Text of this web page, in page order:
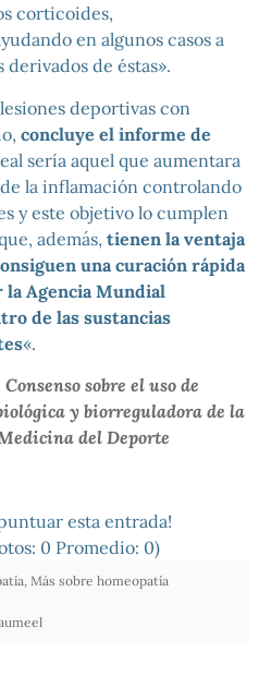
corticoides,
en algunos casos a
de éstas».
deportivas con
concluye el informe de
sería aquel que aumentara
la inflamación controlando
y este objetivo lo cumplen
además, tienen la ventaja
una curación rápida
Agencia Mundial
de las sustancias
«.
sobre el uso de
y biorreguladora de la
del Deporte
esta entrada!
0 Promedio: 0)
Más sobre homeopatía